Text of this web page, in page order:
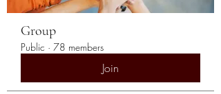
Group
Public · 78 members
Join